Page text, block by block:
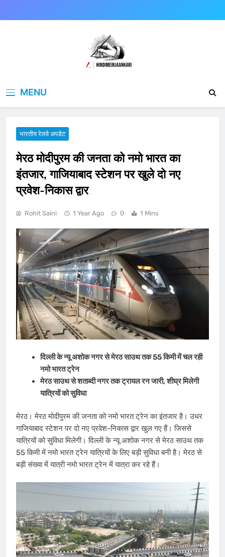
to
MENU
भारतीय रेलवे अपडेट
मेरठ मोदीपुरम की जनता को नमो भारत का
इंतजार, गाजियाबाद स्टेशन पर खुले दो नए
प्रवेश-निकास द्वार
Rohit Saini 1 Year Ago 0 1 Mins
दिल्ली के न्यू अशोक नगर से मेरठ साउथ तक 55 किमी में चल रही
नमो भारत ट्रेन
मेरठ साउथ से शताब्दी नगर तक ट्रायल रन जारी, शीघ्र मिलेगी
यात्रियों को सुविधा
मेरठ। मेरठ मोदीपुरम की जनता को नमो भारत ट्रेन का इंतजार है। उधर
गाजियाबाद स्टेशन पर दो नए प्रवेश-निकास द्वार खुल गए हैं। जिससे
यात्रियों को सुविधा मिलेगी। दिल्ली के न्यू अशोक नगर से मेरठ साउथ तक
55 किमी में नमो भारत ट्रेन यात्रियों के लिए बड़ी सुविधा बनी है। मेरठ से
बड़ी संख्या में यात्री नमो भारत ट्रेन में यात्रा कर रहे हैं।